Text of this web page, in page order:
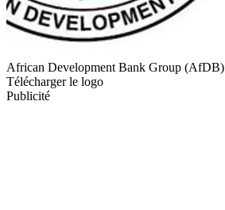
African Development Bank Group (AfDB)
Télécharger le logo
Publicité